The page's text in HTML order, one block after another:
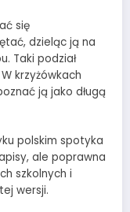
się
dzieląc ją na
Taki podział
krzyżówkach
ją jako długą
polskim spotyka
ale poprawna
szkolnych i
wersji.